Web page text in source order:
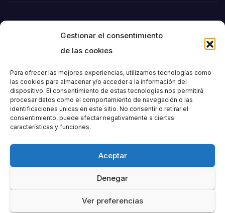
Gestionar el consentimiento
de las cookies
Para ofrecer las mejores experiencias, utilizamos tecnologías como
las cookies para almacenar y/o acceder a la información del
dispositivo. El consentimiento de estas tecnologías nos permitirá
procesar datos como el comportamiento de navegación o las
identificaciones únicas en este sitio. No consentir o retirar el
consentimiento, puede afectar negativamente a ciertas
características y funciones.
Aceptar
Denegar
Ver preferencias
Societat
Excursionista de
València